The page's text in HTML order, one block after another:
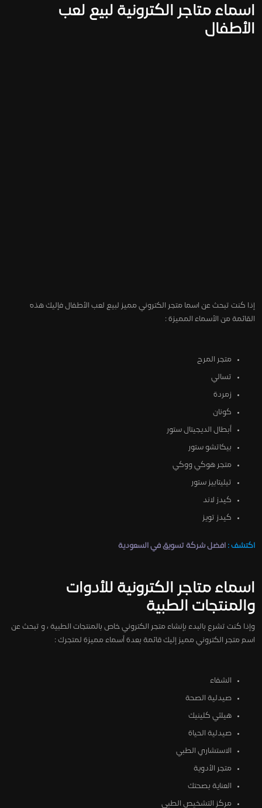
اسماء متاجر الكترونية لبيع لعب
الأطفال
إذا كنت تبحث عن اسما متجر الكتروني مميز لبيع لعب الأطفال فإليك هذه
القائمة من الأسماء المميزة :
متجر المرح
تسالي
زمردة
كونان
أبطال الديجيتال ستور
بيكاتشو ستور
متجر هوكي ووكي
تيليتابيز ستور
كيدز لاند
كيدز تويز
اكتشف : افضل شركة تسويق في السعودية
اسماء متاجر الكترونية للأدوات
والمنتجات الطبية
وإذا كنت تشرع بالبدء بإنشاء متجر الكتروني خاص بالمنتجات الطبية ، و تبحث عن
اسم متجر الكتروني مميز إليك قائمة بعدة أسماء مميزة لمتجرك :
الشفاء
صيدلية الصحة
هيلثي كلينيك
صيدلية الحياة
الاستشاري الطبي
متجر الأدوية
العناية بصحتك
مركز التشخيص الطبي